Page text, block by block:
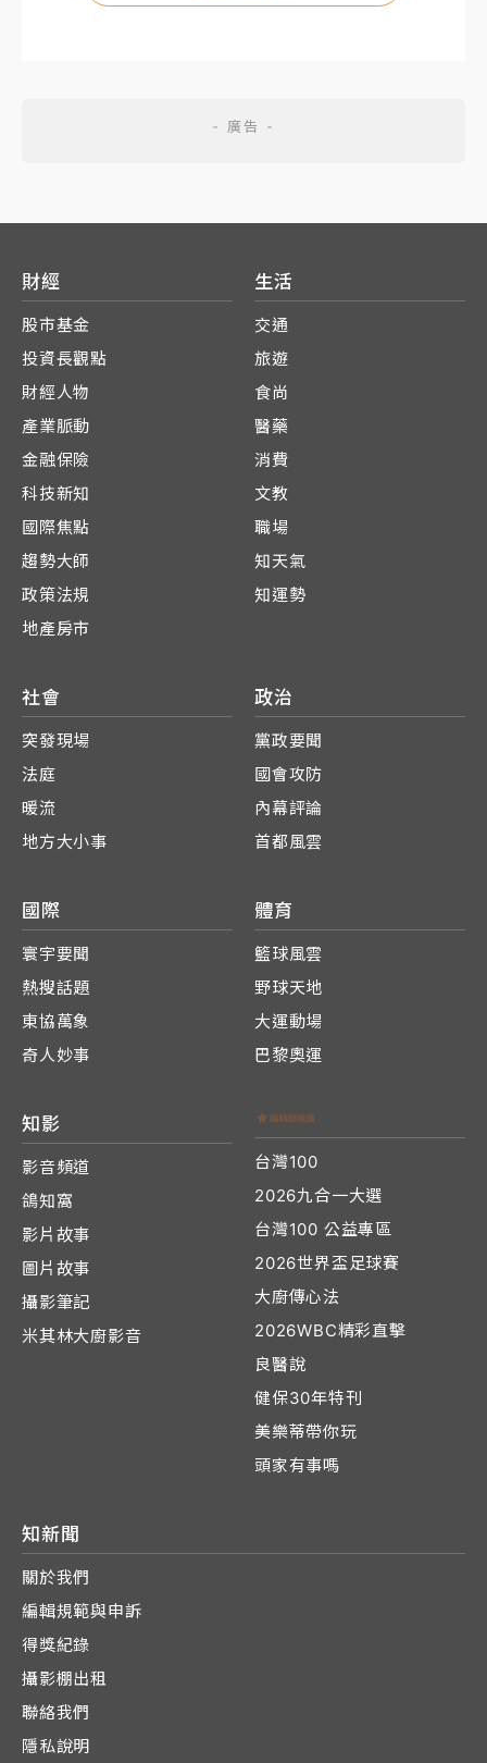
財經
股市基金
投資長觀點
財經人物
產業脈動
金融保險
科技新知
國際焦點
趨勢大師
政策法規
地產房市
生活
交通
旅遊
食尚
醫藥
消費
文教
職場
知天氣
知運勢
社會
突發現場
法庭
暖流
地方大小事
政治
黨政要聞
國會攻防
內幕評論
首都風雲
國際
寰宇要聞
熱搜話題
東協萬象
奇人妙事
體育
籃球風雲
野球天地
大運動場
巴黎奧運
知影
影音頻道
鴿知窩
影片故事
圖片故事
攝影筆記
米其林大廚影音
台灣100
2026九合一大選
台灣100 公益專區
2026世界盃足球賽
大廚傳心法
2026WBC精彩直擊
良醫說
健保30年特刊
美樂蒂帶你玩
頭家有事嗎
知新聞
關於我們
編輯規範與申訴
得獎紀錄
攝影棚出租
聯絡我們
隱私說明